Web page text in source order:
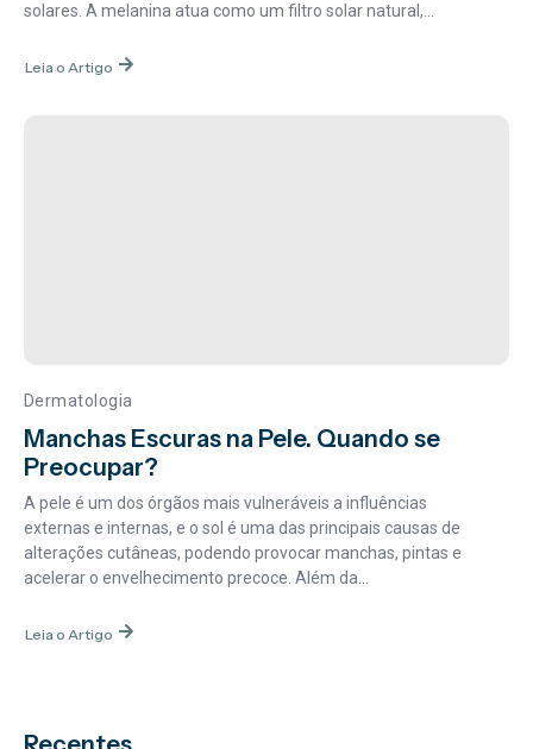
solares. A melanina atua como um filtro solar natural,...
Leia o Artigo
Dermatologia
Manchas Escuras na Pele. Quando se
Preocupar?
A pele é um dos órgãos mais vulneráveis a influências
externas e internas, e o sol é uma das principais causas de
alterações cutâneas, podendo provocar manchas, pintas e
acelerar o envelhecimento precoce. Além da...
Leia o Artigo